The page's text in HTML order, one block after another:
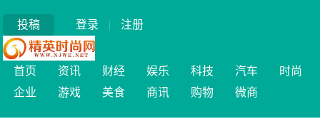
投稿 登录 | 注册
首页 资讯 财经 娱乐 科技 汽车
时尚
企业
游戏 美食 商讯 购物 微商